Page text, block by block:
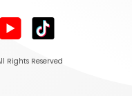
Rights Reserved